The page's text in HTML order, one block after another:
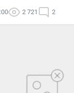
2 721 2